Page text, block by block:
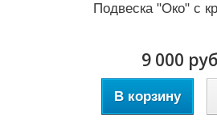
Подвеска "Око" с
9 000 руб
В корзину